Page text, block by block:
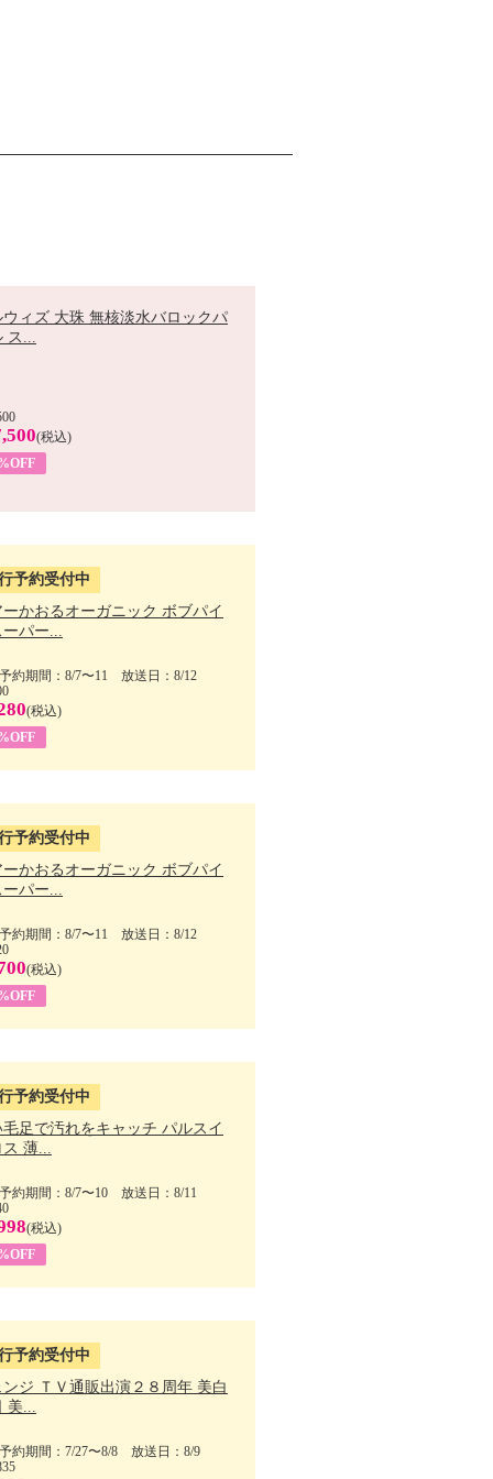
ウィズ 大珠 無核淡水バロックパ
ス...
(税込)
予約受付中
ーかおるオーガニック ボブパイ
ーパー...
約期間：8/7〜11 放送日：8/12
(税込)
予約受付中
ーかおるオーガニック ボブパイ
ーパー...
約期間：8/7〜11 放送日：8/12
(税込)
予約受付中
毛足で汚れをキャッチ パルスイ
ス 薄...
約期間：8/7〜10 放送日：8/11
(税込)
予約受付中
ンジ ＴＶ通販出演２８周年 美白
美...
約期間：7/27〜8/8 放送日：8/9